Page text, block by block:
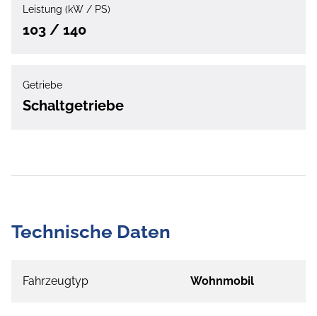
Leistung (kW / PS)
103 / 140
Getriebe
Schaltgetriebe
Technische Daten
Fahrzeugtyp Wohnmobil